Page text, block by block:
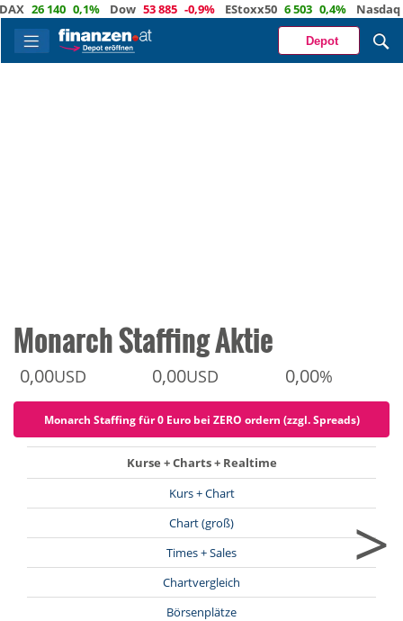
26 140 0,1% Dow 53 885 -0,9% EStoxx50 6 503 0,4% Nasdaq 29
Depot
Monarch Staffing Aktie
0,00USD 0,00USD 0,00%
Monarch Staffing für 0 Euro bei ZERO ordern (zzgl. Spreads)
Kurse + Charts + Realtime
Kurs + Chart
Chart (groß)
Times + Sales
Chartvergleich
Börsenplätze
>